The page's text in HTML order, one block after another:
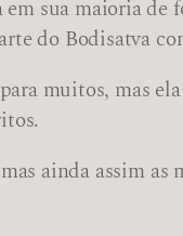
sua maioria
do Bodisatva
muitos, mas
ainda assim as